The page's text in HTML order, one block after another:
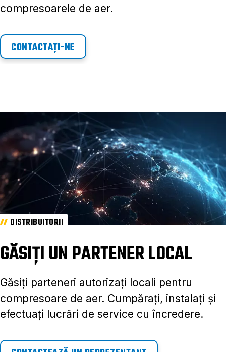
compresoarele de aer.
CONTACTAȚI-NE
DISTRIBUITORII
GĂSIȚI UN PARTENER LOCAL
Găsiți parteneri autorizați locali pentru
compresoare de aer. Cumpărați, instalați și
efectuați lucrări de service cu încredere.